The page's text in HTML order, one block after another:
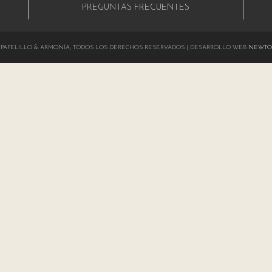
PREGUNTAS FRECUENTES
PAPELILLO & ARMONÍA, TODOS LOS DERECHOS RESERVADOS | DESARROLLO WEB